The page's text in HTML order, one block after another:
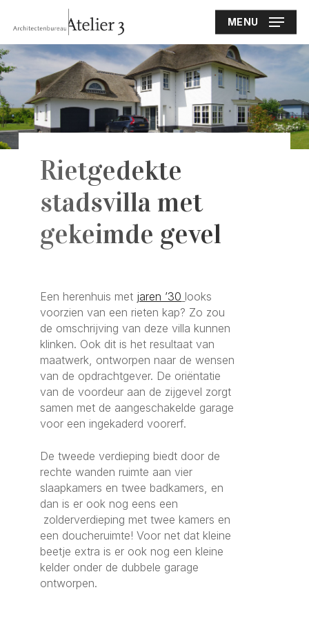
content
MENU
Rietgedekte
stadsvilla met
gekeimde gevel
Een herenhuis met jaren ’30 looks
voorzien van een rieten kap? Zo zou
de omschrijving van deze villa kunnen
klinken. Ook dit is het resultaat van
maatwerk, ontworpen naar de wensen
van de opdrachtgever. De oriëntatie
van de voordeur aan de zijgevel zorgt
samen met de aangeschakelde garage
voor een ingekaderd voorerf.
De tweede verdieping biedt door de
rechte wanden ruimte aan vier
slaapkamers en twee badkamers, en
dan is er ook nog eens een
zolderverdieping met twee kamers en
een doucheruimte! Voor net dat kleine
beetje extra is er ook nog een kleine
kelder onder de dubbele garage
ontworpen.